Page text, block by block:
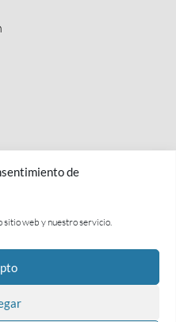
de
web y nuestro servicio.
y aviso legal